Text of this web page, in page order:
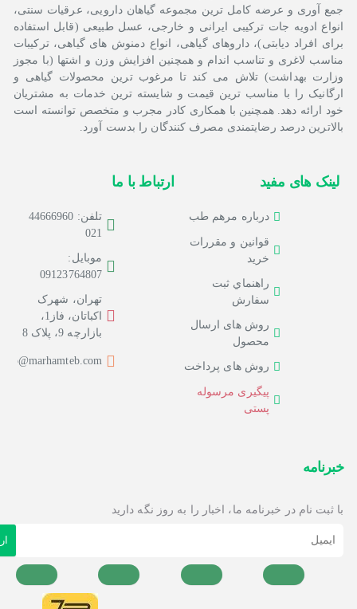
جمع آوری و عرضه کامل ترین مجموعه گیاهان دارویی، عرقیات سنتی،
انواع ادویه جات ترکیبی ایرانی و خارجی، عسل طبیعی (قابل استفاده
برای افراد دیابتی)، داروهای گیاهی، انواع دمنوش های گیاهی، ترکیبات
مناسب لاغری و تناسب اندام و همچنین افزایش وزن و اشتها (با مجوز
وزارت بهداشت) تلاش می کند تا مرغوب ترین محصولات گیاهی و
ارگانیک را با مناسب ترین قیمت و شایسته ترین خدمات به مشتریان
خود ارائه دهد. همچنین با همکاری کادر مجرب و متخصص توانسته است
بالاترین درصد رضایتمندی مصرف کنندگان را بدست آورد.
لینک های مفید
درباره مرهم طب
قوانين و مقررات
خرید
راهنماي ثبت
سفارش
روش های ارسال
محصول
روش های پرداخت
پیگیری مرسوله
پستی
ارتباط با ما
تلفن: 44666960
021
موبایل:
09123764807
تهران، شهرک
اکباتان، فاز1،
بازارچه 9، پلاک 8
info@marhamteb.com
خبرنامه
با ثبت نام در خبرنامه ما، اخبار را به روز نگه دارید
ایمیل